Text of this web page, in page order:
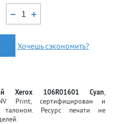
Хочешь сэкономить?
Xerox 106R01601 Cyan,
Print, сертифицирован и
талоном. Ресурс печати не